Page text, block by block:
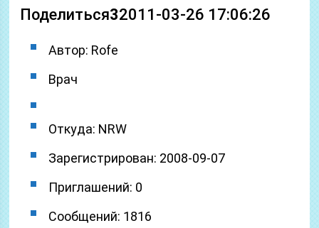
Поделиться32011-03-26 17:06:26
Автор: Rofe
Врач
Откуда: NRW
Зарегистрирован: 2008-09-07
Приглашений: 0
Сообщений: 1816